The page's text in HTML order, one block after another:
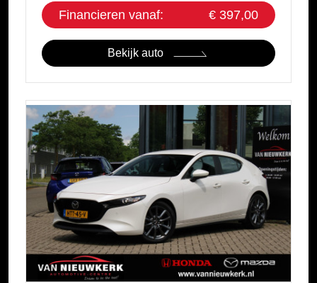
Financieren vanaf: € 397,00
Bekijk auto